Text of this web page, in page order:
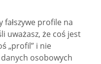
fałszywe profile na
uważasz, że coś jest
„profil” i nie
osobowych